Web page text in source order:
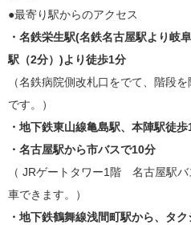
●最寄り駅からのアクセス
・名鉄栄生駅(名鉄名古屋駅より岐
駅（2分）)より徒歩1分
（名鉄病院側改札口をでて、階段
です。）
・地下鉄東山線亀島駅、本陣駅徒
・名古屋駅から市バスで10分
（ JRゲートタワー1階 名古屋駅
車できます。）
・地下鉄鶴舞線浅間町駅から、タク